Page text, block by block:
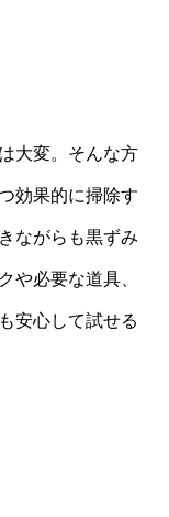
大変。そんな方
効果的に掃除す
ながらも黒ずみ
や必要な道具、
安心して試せる